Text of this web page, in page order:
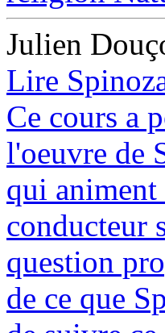
Julien
Lire
Ce cours a
l'oeuvre de
qui animent
conducteur
question
de ce que